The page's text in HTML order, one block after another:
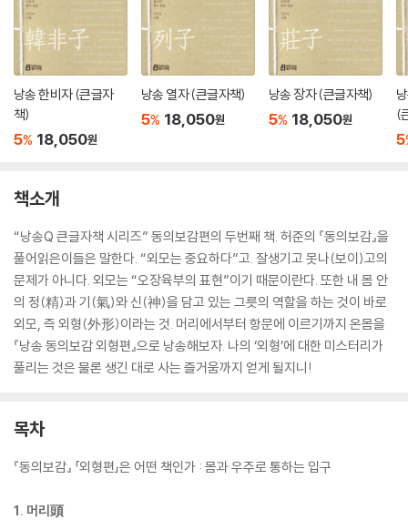
낭송 한비자 (큰글자
책)
5% 18,050원
낭송 열자 (큰글자책)
5% 18,050원
낭송 장자 (큰글자책)
5% 18,050원
(
5
책소개
“낭송Q 큰글자책 시리즈” 동의보감편의 두번째 책. 허준의 『동의보감』을
풀어읽은이들은 말한다. “외모는 중요하다”고. 잘생기고 못나(보이)고의
문제가 아니다. 외모는 “오장육부의 표현”이기 때문이란다. 또한 내 몸 안
의 정(精)과 기(氣)와 신(神)을 담고 있는 그릇의 역할을 하는 것이 바로
외모, 즉 외형(外形)이라는 것. 머리에서부터 항문에 이르기까지 온몸을
『낭송 동의보감 외형편』으로 낭송해보자. 나의 ‘외형’에 대한 미스터리가
풀리는 것은 물론 생긴 대로 사는 즐거움까지 얻게 될지니!
목차
『동의보감』 「외형편」은 어떤 책인가 : 몸과 우주로 통하는 입구
1. 머리頭